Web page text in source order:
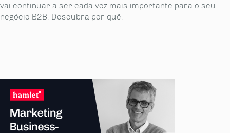
vai continuar a ser cada vez mais importante para o seu
negócio B2B. Descubra por quê.